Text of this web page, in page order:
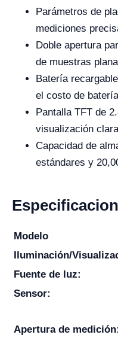
Parámetros de
mediciones
Doble apertura
de muestras
Batería
el costo de
Pantalla TFT de
visualización
Capacidad de
estándares y
Modelo
Iluminación/
Fuente de luz:
Sensor:
Apertura de medición: